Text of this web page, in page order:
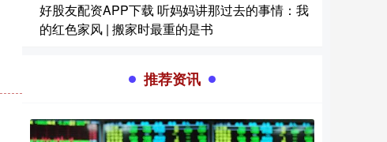
好股友配资APP下载 听妈妈讲那过去的事情：我
的红色家风 | 搬家时最重的是书
推荐资讯